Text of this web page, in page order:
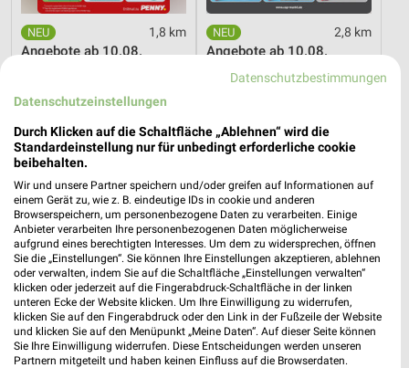
1,8 km
Angebote ab 10.08.
2,8 km
Angebote ab 10.08.
Gültig bis Sa. 15.08.
XXXLutz
Datenschutzbestimmungen
Datenschutzeinstellungen
Durch Klicken auf die Schaltfläche „Ablehnen“ wird die
Standardeinstellung nur für unbedingt erforderliche cookie
beibehalten.
Wir und unsere Partner speichern und/oder greifen auf Informationen auf
einem Gerät zu, wie z. B. eindeutige IDs in cookie und anderen
Browserspeichern, um personenbezogene Daten zu verarbeiten. Einige
Anbieter verarbeiten Ihre personenbezogenen Daten möglicherweise
aufgrund eines berechtigten Interesses. Um dem zu widersprechen, öffnen
Sie die „Einstellungen“. Sie können Ihre Einstellungen akzeptieren, ablehnen
oder verwalten, indem Sie auf die Schaltfläche „Einstellungen verwalten“
klicken oder jederzeit auf die Fingerabdruck-Schaltfläche in der linken
unteren Ecke der Website klicken. Um Ihre Einwilligung zu widerrufen,
klicken Sie auf den Fingerabdruck oder den Link in der Fußzeile der Website
und klicken Sie auf den Menüpunkt „Meine Daten“. Auf dieser Seite können
Sie Ihre Einwilligung widerrufen. Diese Entscheidungen werden unseren
Partnern mitgeteilt und haben keinen Einfluss auf die Browserdaten.